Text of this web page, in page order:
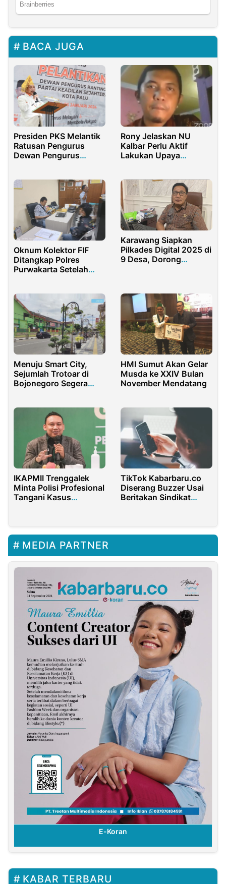
BACA JUGA
Presiden PKS Melantik
Ratusan Pengurus
Dewan Pengurus
Rony Jelaskan NU
Kalbar Perlu Aktif
Lakukan Upaya
Oknum Kolektor FIF
Ditangkap Polres
Purwakarta Setelah
Karawang Siapkan
Pilkades Digital 2025 di
9 Desa, Dorong
Menuju Smart City,
Sejumlah Trotoar di
Bojonegoro Segera
HMI Sumut Akan Gelar
Musda ke XXIV Bulan
November Mendatang
IKAPMII Trenggalek
Minta Polisi Profesional
Tangani Kasus
TikTok Kabarbaru.co
Diserang Buzzer Usai
Beritakan Sindikat
MEDIA PARTNER
E-Koran
KABAR TERBARU